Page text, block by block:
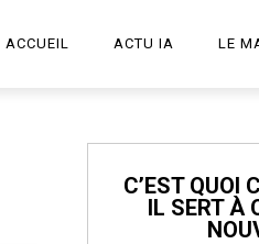
ACCUEIL ACTU IA LE
C’EST QUOI
IL SERT À